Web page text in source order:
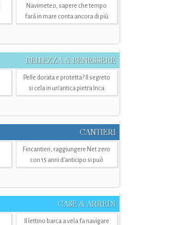
Navimeteo, sapere che tempo
farà in mare conta ancora di più
BELLEZZA & BENESSERE
Pelle dorata e protetta? Il segreto
si cela in un’antica pietra Inca
CANTIERI
Fincantieri, raggiungere Net zero
con 15 anni d'anticipo si può
CASE & ARREDI
Il lettino barca a vela fa navigare